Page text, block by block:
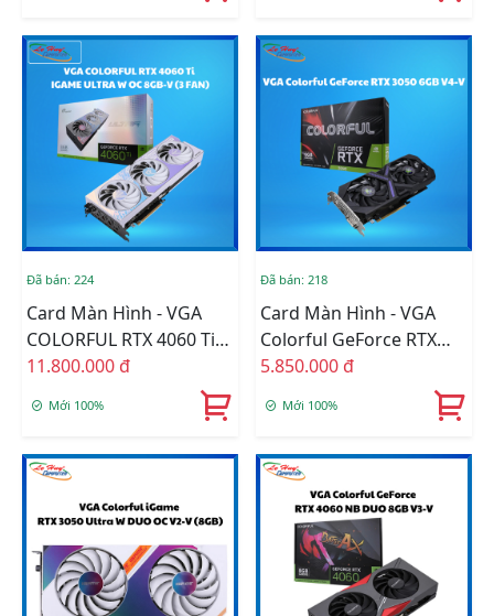
Đã bán: 224
Card Màn Hình - VGA
COLORFUL RTX 4060 Ti
IGAME ULTRA W OC
11.800.000 đ
Mới 100%
Đã bán: 218
Card Màn Hình - VGA
Colorful GeForce RTX
3050 6GB V4-V
5.850.000 đ
Mới 100%